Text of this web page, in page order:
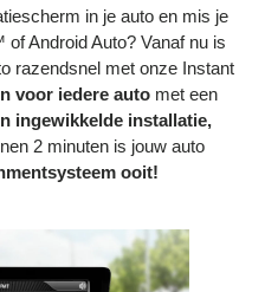
in je auto en mis je
Android Auto? Vanaf nu is
razendsnel met onze Instant
voor iedere auto met een
ingewikkelde installatie,
2 minuten is jouw auto
ooit!